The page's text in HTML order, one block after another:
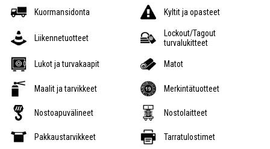
Kuormansidonta Kyltit ja opasteet
Liikennetuotteet
Lockout/Tagout
turvalukitteet
Lukot ja turvakaapit Matot
Maalit ja tarvikkeet Merkintätuotteet
Nostoapuvälineet Nostolaitteet
Pakkaustarvikkeet Tarratulostimet